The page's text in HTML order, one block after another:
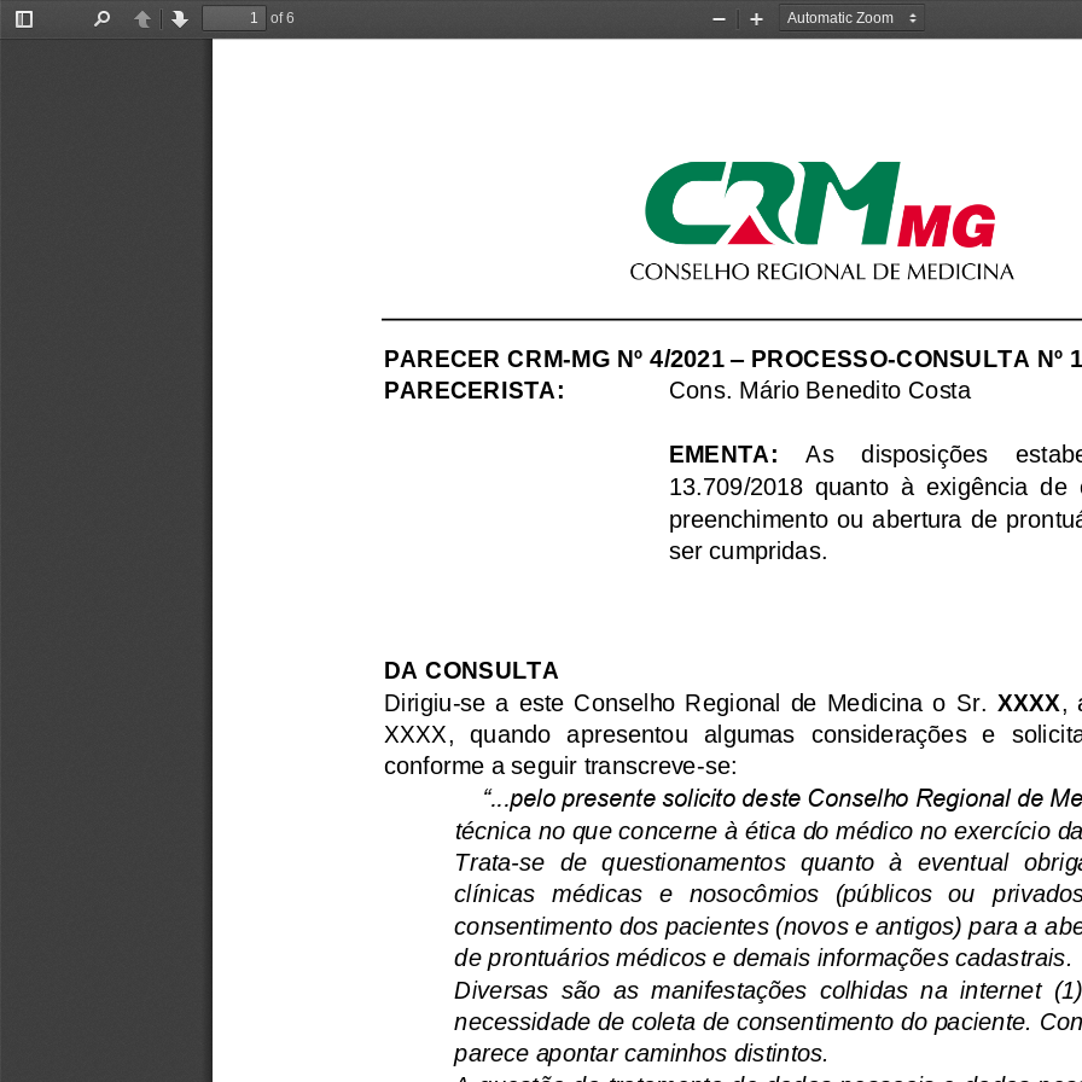
Toggle
PreviousNext
of 6
Zoom
Zoom
PARECER CRM-MG Nº 4/2021 – PROCESSO-CONSULTA Nº
PARECERISTA:
Cons. Mário Benedito Costa
EMENTA:
As    disposições
13.709/2018  quanto  à  exigência  de
preenchimento ou abertura de
ser cumpridas.
DA CONSULTA
Dirigiu-se  a  este  Conselho  Regional  de  Medicina  o  Sr. XXXX
XXXX,  quando  apresentou  algumas  considerações  e
conforme a seguir transcreve-se:
“...pelo presente solicito deste Conselho Regional de
técnica no que concerne à ética do médico no exercício
Trata-se  de  questionamentos  quanto  à  eventual
clínicas   médicas   e   nosocômios   (públicos  ou
consentimento dos pacientes (novos e antigos) para a
de prontuários médicos e demais informações cadastrais.
Diversas  são  as  manifestações  colhidas  na  internet
necessidade de coleta de consentimento do paciente.
parece apontar caminhos distintos.